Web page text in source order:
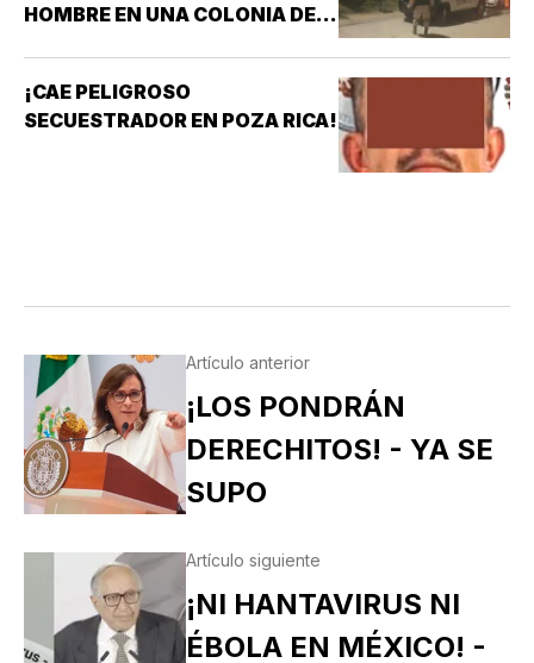
HOMBRE EN UNA COLONIA DE
¡CAE PELIGROSO
SECUESTRADOR EN POZA RICA!
Artículo anterior
¡LOS PONDRÁN
DERECHITOS! - YA SE
SUPO
Artículo siguiente
¡NI HANTAVIRUS NI
ÉBOLA EN MÉXICO! -